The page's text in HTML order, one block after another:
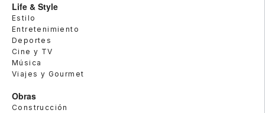
Life & Style
Estilo
Entretenimiento
Deportes
Cine y TV
Música
Viajes y Gourmet
Obras
Construcción